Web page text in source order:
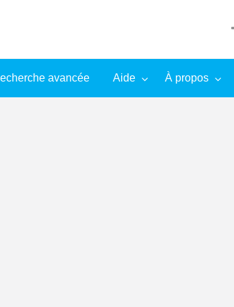
avancée Aide À propos